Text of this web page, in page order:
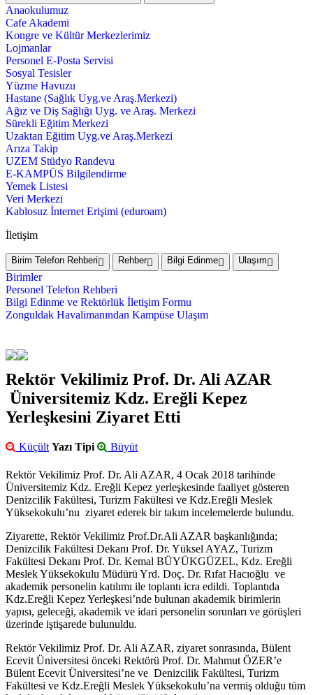
Anaokulumuz
Cafe Akademi
Kongre ve Kültür Merkezlerimiz
Lojmanlar
Personel E-Posta Servisi
Sosyal Tesisler
Yüzme Havuzu
Hastane (Sağlık Uyg.ve Araş.Merkezi)
Ağız ve Diş Sağlığı Uyg. ve Araş. Merkezi
Sürekli Eğitim Merkezi
Uzaktan Eğitim Uyg.ve Araş.Merkezi
Arıza Takip
UZEM Stüdyo Randevu
E-KAMPÜS Bilgilendirme
Yemek Listesi
Veri Merkezi
Kablosuz İnternet Erişimi (eduroam)
İletişim
Birim Telefon Rehberi Rehber Bilgi Edinme Ulaşım
Birimler
Personel Telefon Rehberi
Bilgi Edinme ve Rektörlük İletişim Formu
Zonguldak Havalimanından Kampüse Ulaşım
Rektör Vekilimiz Prof. Dr. Ali AZAR
Üniversitemiz Kdz. Ereğli Kepez
Yerleşkesini Ziyaret Etti
Küçült Yazı Tipi Büyüt
Rektör Vekilimiz Prof. Dr. Ali AZAR, 4 Ocak 2018 tarihinde
Üniversitemiz Kdz. Ereğli Kepez yerleşkesinde faaliyet gösteren
Denizcilik Fakültesi, Turizm Fakültesi ve Kdz.Ereğli Meslek
Yüksekokulu’nu ziyaret ederek bir takım incelemelerde bulundu.
Ziyarette, Rektör Vekilimiz Prof.Dr.Ali AZAR başkanlığında;
Denizcilik Fakültesi Dekanı Prof. Dr. Yüksel AYAZ, Turizm
Fakültesi Dekanı Prof. Dr. Kemal BÜYÜKGÜZEL, Kdz. Ereğli
Meslek Yüksekokulu Müdürü Yrd. Doç. Dr. Rıfat Hacıoğlu ve
akademik personelin katılımı ile toplantı icra edildi. Toplantıda
Kdz.Ereğli Kepez Yerleşkesi’nde bulunan akademik birimlerin
yapısı, geleceği, akademik ve idari personelin sorunları ve görüşleri
üzerinde iştişarede bulunuldu.
Rektör Vekilimiz Prof. Dr. Ali AZAR, ziyaret sonrasında, Bülent
Ecevit Üniversitesi önceki Rektörü Prof. Dr. Mahmut ÖZER’e
Bülent Ecevit Üniversitesi’ne ve Denizcilik Fakültesi, Turizm
Fakültesi ve Kdz.Ereğli Meslek Yüksekokulu’na vermiş olduğu tüm